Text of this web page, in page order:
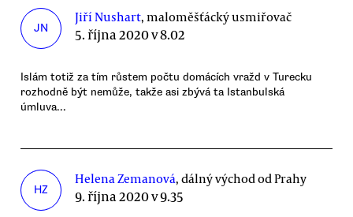
JN
Jiří Nushart, maloměšťácký usmiřovač
5. října 2020 v 8.02
Islám totiž za tím růstem počtu domácích vražd v Turecku
rozhodně být nemůže, takže asi zbývá ta Istanbulská
úmluva...
HZ
Helena Zemanová, dálný východ od Prahy
9. října 2020 v 9.35